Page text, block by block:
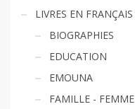
LIVRES EN FRANÇAIS
BIOGRAPHIES
EDUCATION
EMOUNA
FAMILLE - FEMME